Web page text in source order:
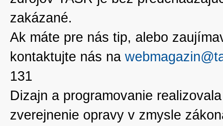
zakázané.
Ak máte pre nás tip, alebo
kontaktujte nás na
131
Dizajn a programovanie
zverejnenie opravy v zmysle